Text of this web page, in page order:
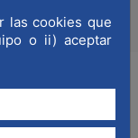
las cookies que
o ii) aceptar
Compartir en
Compartir en
Compartir
RSS